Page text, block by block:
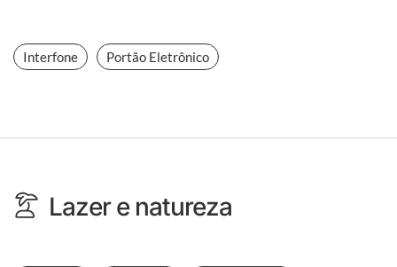
Interfone Portão Eletrônico
Lazer e natureza